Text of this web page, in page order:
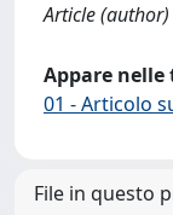
Article (author)
Appare nelle
01 - Articolo
File in questo